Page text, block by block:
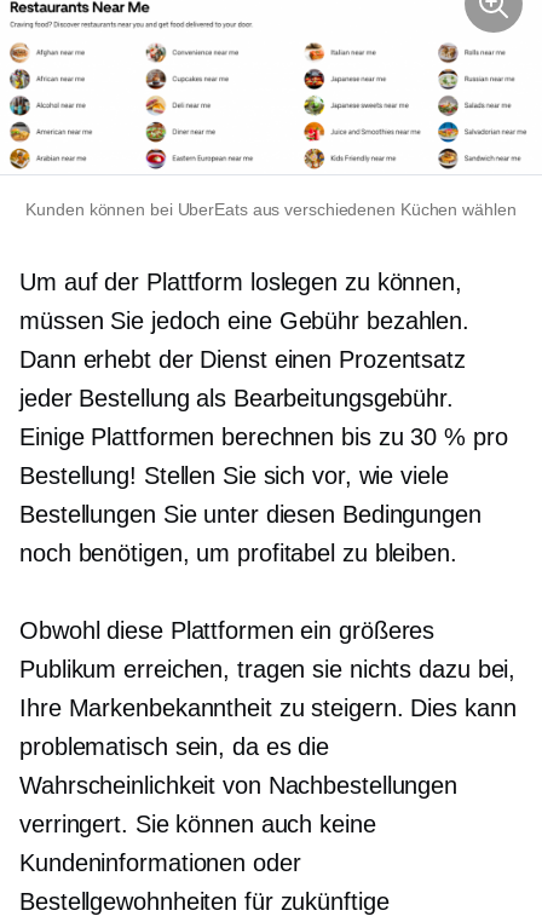
Kunden können bei UberEats aus verschiedenen Küchen wählen
Um auf der Plattform loslegen zu können,
müssen Sie jedoch eine Gebühr bezahlen.
Dann erhebt der Dienst einen Prozentsatz
jeder Bestellung als Bearbeitungsgebühr.
Einige Plattformen berechnen bis zu 30 % pro
Bestellung! Stellen Sie sich vor, wie viele
Bestellungen Sie unter diesen Bedingungen
noch benötigen, um profitabel zu bleiben.
Obwohl diese Plattformen ein größeres
Publikum erreichen, tragen sie nichts dazu bei,
Ihre Markenbekanntheit zu steigern. Dies kann
problematisch sein, da es die
Wahrscheinlichkeit von Nachbestellungen
verringert. Sie können auch keine
Kundeninformationen oder
Bestellgewohnheiten für zukünftige